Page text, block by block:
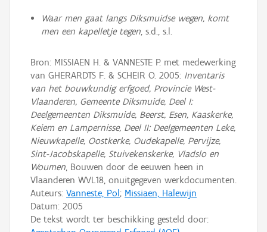
Waar men gaat langs Diksmuidse wegen, komt
men een kapelletje tegen, s.d., s.l.
Bron: MISSIAEN H. & VANNESTE P. met medewerking
van GHERARDTS F. & SCHEIR O. 2005: Inventaris
van het bouwkundig erfgoed, Provincie West-
Vlaanderen, Gemeente Diksmuide, Deel I:
Deelgemeenten Diksmuide, Beerst, Esen, Kaaskerke,
Keiem en Lampernisse, Deel II: Deelgemeenten Leke,
Nieuwkapelle, Oostkerke, Oudekapelle, Pervijze,
Sint-Jacobskapelle, Stuivekenskerke, Vladslo en
Woumen, Bouwen door de eeuwen heen in
Vlaanderen WVL18, onuitgegeven werkdocumenten.
Auteurs: Vanneste, Pol; Missiaen, Halewijn
Datum: 2005
De tekst wordt ter beschikking gesteld door: